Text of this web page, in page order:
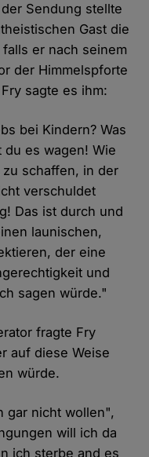
Sendung stellte
Gast die
er nach seinem
der Himmelspforte
sagte es ihm:
bei Kindern? Was
du es wagen! Wie
schaffen, in der
verschuldet
Das ist durch und
launischen,
der eine
und
sagen würde."
fragte Fry
auf diese Weise
würde.
gar nicht wollen",
will ich da
ich sterbe and es